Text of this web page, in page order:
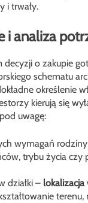
i trwały.
i analiza
decyzji o zakupie
schematu
określenie
kierują się
uwagę:
wymagań
trybu życia czy
działki – lokalizacja
terenu,